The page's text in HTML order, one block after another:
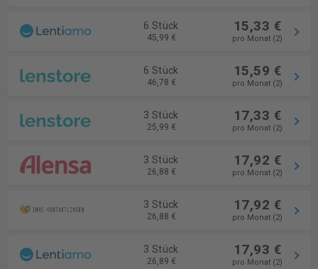
6 Stück
45,99 €
15,33 €
pro Monat (2)
6 Stück
46,78 €
15,59 €
pro Monat (2)
3 Stück
25,99 €
17,33 €
pro Monat (2)
3 Stück
26,88 €
17,92 €
pro Monat (2)
3 Stück
26,88 €
17,92 €
pro Monat (2)
3 Stück
26,89 €
17,93 €
pro Monat (2)